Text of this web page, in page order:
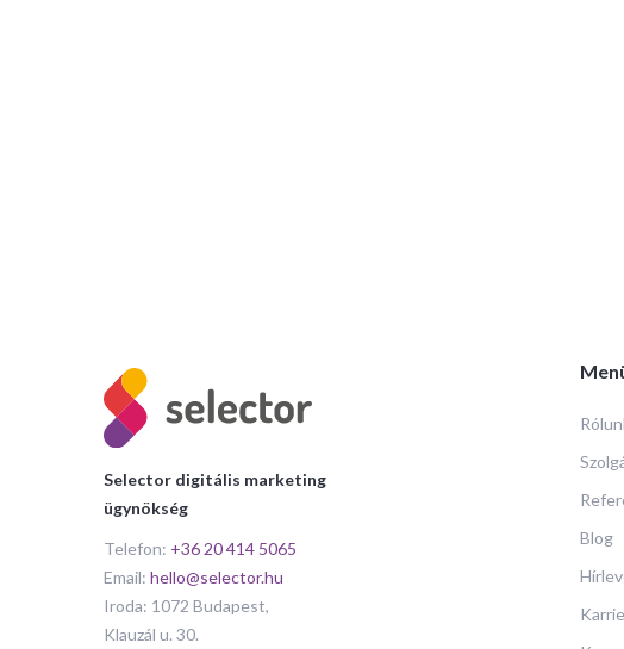
Selector digitális marketing
ügynökség
Telefon: +36 20 414 5065
Email: hello@selector.hu
Iroda: 1072 Budapest,
Klauzál u. 30.
Blog